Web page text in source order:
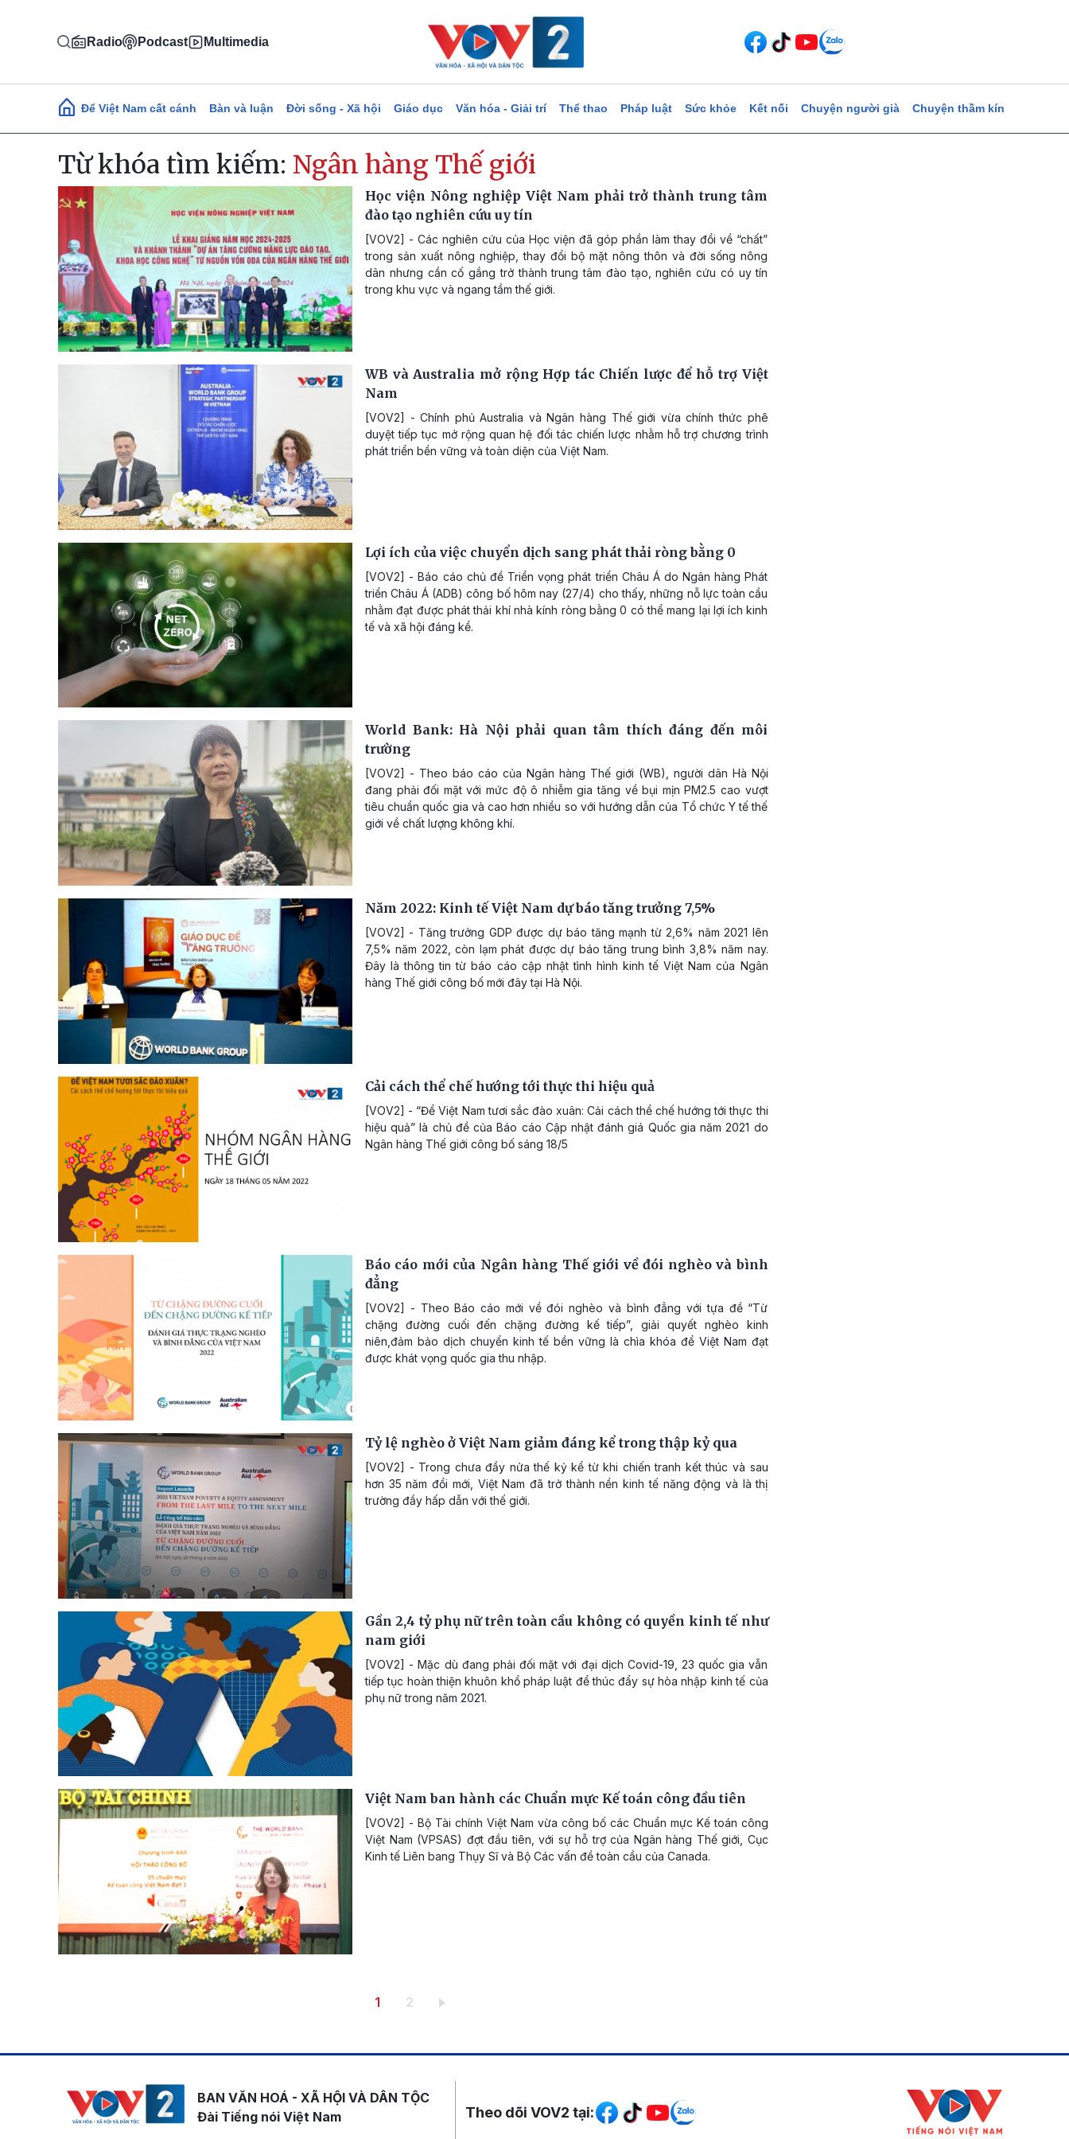
Radio Podcast Multimedia
Main navigation
Để Việt Nam cất cánh Bàn và luận Đời sống - Xã hội Giáo dục Văn hóa - Giải trí Thể thao Pháp luật Sức khỏe Kết nối Chuyện người già Chuyện thầm kín
Từ khóa tìm kiếm: Ngân hàng Thế giới
Học viện Nông nghiệp Việt Nam phải trở thành trung tâm
đào tạo nghiên cứu uy tín
[VOV2] - Các nghiên cứu của Học viện đã góp phần làm thay đổi về “chất”
trong sản xuất nông nghiệp, thay đổi bộ mặt nông thôn và đời sống nông
dân nhưng cần cố gắng trở thành trung tâm đào tạo, nghiên cứu có uy tín
trong khu vực và ngang tầm thế giới.
WB và Australia mở rộng Hợp tác Chiến lược để hỗ trợ Việt
Nam
[VOV2] - Chính phủ Australia và Ngân hàng Thế giới vừa chính thức phê
duyệt tiếp tục mở rộng quan hệ đối tác chiến lược nhằm hỗ trợ chương trình
phát triển bền vững và toàn diện của Việt Nam.
Lợi ích của việc chuyển dịch sang phát thải ròng bằng 0
[VOV2] - Báo cáo chủ đề Triển vọng phát triển Châu Á do Ngân hàng Phát
triển Châu Á (ADB) công bố hôm nay (27/4) cho thấy, những nỗ lực toàn cầu
nhằm đạt được phát thải khí nhà kính ròng bằng 0 có thể mang lại lợi ích kinh
tế và xã hội đáng kể.
World Bank: Hà Nội phải quan tâm thích đáng đến môi
trường
[VOV2] - Theo báo cáo của Ngân hàng Thế giới (WB), người dân Hà Nội
đang phải đối mặt với mức độ ô nhiễm gia tăng về bụi mịn PM2.5 cao vượt
tiêu chuẩn quốc gia và cao hơn nhiều so với hướng dẫn của Tổ chức Y tế thế
giới về chất lượng không khí.
Năm 2022: Kinh tế Việt Nam dự báo tăng trưởng 7,5%
[VOV2] - Tăng trưởng GDP được dự báo tăng mạnh từ 2,6% năm 2021 lên
7,5% năm 2022, còn lạm phát được dự báo tăng trung bình 3,8% năm nay.
Đây là thông tin từ báo cáo cập nhật tình hình kinh tế Việt Nam của Ngân
hàng Thế giới công bố mới đây tại Hà Nội.
Cải cách thể chế hướng tới thực thi hiệu quả
[VOV2] - “Để Việt Nam tươi sắc đào xuân: Cải cách thể chế hướng tới thực thi
hiệu quả” là chủ đề của Báo cáo Cập nhật đánh giá Quốc gia năm 2021 do
Ngân hàng Thế giới công bố sáng 18/5
Báo cáo mới của Ngân hàng Thế giới về đói nghèo và bình
đẳng
[VOV2] - Theo Báo cáo mới về đói nghèo và bình đẳng với tựa đề “Từ
chặng đường cuối đến chặng đường kế tiếp”, giải quyết nghèo kinh
niên,đảm bảo dịch chuyển kinh tế bền vững là chìa khóa để Việt Nam đạt
được khát vọng quốc gia thu nhập.
Tỷ lệ nghèo ở Việt Nam giảm đáng kể trong thập kỷ qua
[VOV2] - Trong chưa đầy nửa thế kỷ kể từ khi chiến tranh kết thúc và sau
hơn 35 năm đổi mới, Việt Nam đã trở thành nền kinh tế năng động và là thị
trường đầy hấp dẫn với thế giới.
Gần 2,4 tỷ phụ nữ trên toàn cầu không có quyền kinh tế như
nam giới
[VOV2] - Mặc dù đang phải đối mặt với đại dịch Covid-19, 23 quốc gia vẫn
tiếp tục hoàn thiện khuôn khổ pháp luật để thúc đẩy sự hòa nhập kinh tế của
phụ nữ trong năm 2021.
Việt Nam ban hành các Chuẩn mực Kế toán công đầu tiên
[VOV2] - Bộ Tài chính Việt Nam vừa công bố các Chuẩn mực Kế toán công
Việt Nam (VPSAS) đợt đầu tiên, với sự hỗ trợ của Ngân hàng Thế giới, Cục
Kinh tế Liên bang Thụy Sĩ và Bộ Các vấn đề toàn cầu của Canada.
Trang hiện thời
1 Trang
2
BAN VĂN HOÁ - XÃ HỘI VÀ DÂN TỘC
Đài Tiếng nói Việt Nam
Mạng xã hội
Theo dõi VOV2 tại: